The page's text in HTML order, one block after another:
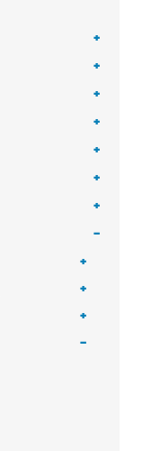
+
+
+
+
+
+
+
-
+
+
+
-